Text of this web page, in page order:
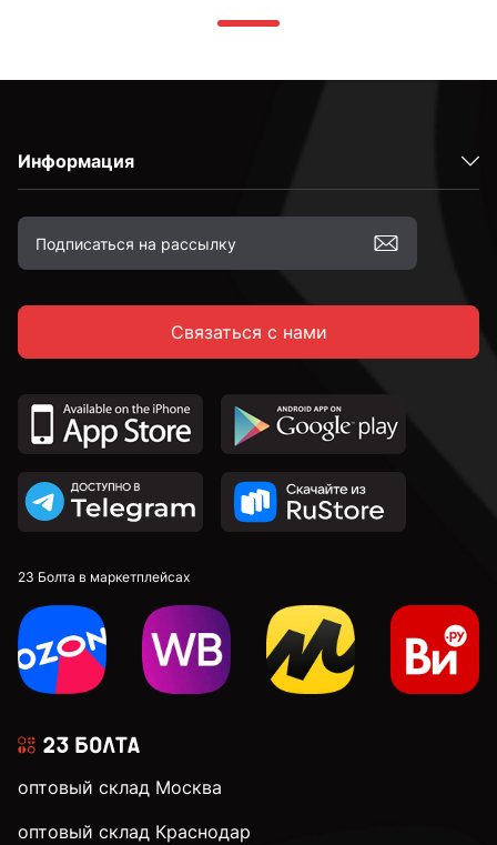
Информация
Связаться с нами
23 Болта в маркетплейсах
оптовый склад Москва
оптовый склад Краснодар